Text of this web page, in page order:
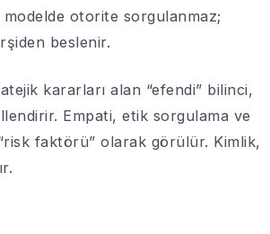
otorite sorgulanmaz;
beslenir.
kararları alan “efendi” bilinci,
Empati, etik sorgulama ve
faktörü” olarak görülür. Kimlik,